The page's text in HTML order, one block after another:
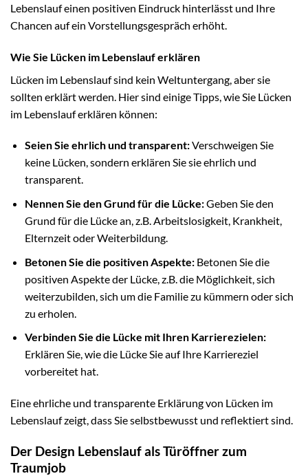
Lebenslauf einen positiven Eindruck hinterlässt und Ihre
Chancen auf ein Vorstellungsgespräch erhöht.
Wie Sie Lücken im Lebenslauf erklären
Lücken im Lebenslauf sind kein Weltuntergang, aber sie
sollten erklärt werden. Hier sind einige Tipps, wie Sie Lücken
im Lebenslauf erklären können:
Seien Sie ehrlich und transparent:Verschweigen Sie
keine Lücken, sondern erklären Sie sie ehrlich und
transparent.
Nennen Sie den Grund für die Lücke:Geben Sie den
Grund für die Lücke an, z.B. Arbeitslosigkeit, Krankheit,
Elternzeit oder Weiterbildung.
Betonen Sie die positiven Aspekte:Betonen Sie die
positiven Aspekte der Lücke, z.B. die Möglichkeit, sich
weiterzubilden, sich um die Familie zu kümmern oder sich
zu erholen.
Verbinden Sie die Lücke mit Ihren Karrierezielen:
Erklären Sie, wie die Lücke Sie auf Ihre Karriereziel
vorbereitet hat.
Eine ehrliche und transparente Erklärung von Lücken im
Lebenslauf zeigt, dass Sie selbstbewusst und reflektiert sind.
Der Design Lebenslauf als Türöffner zum
Traumjob